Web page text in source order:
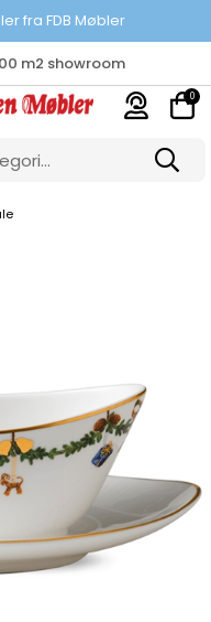
fra FDB Møbler
Prisgaranti
m2 showroom
parkeringsforhold
0